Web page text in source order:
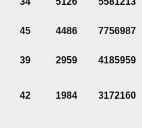
45 4486 7756987
39 2959 4185959
42 1984 3172160